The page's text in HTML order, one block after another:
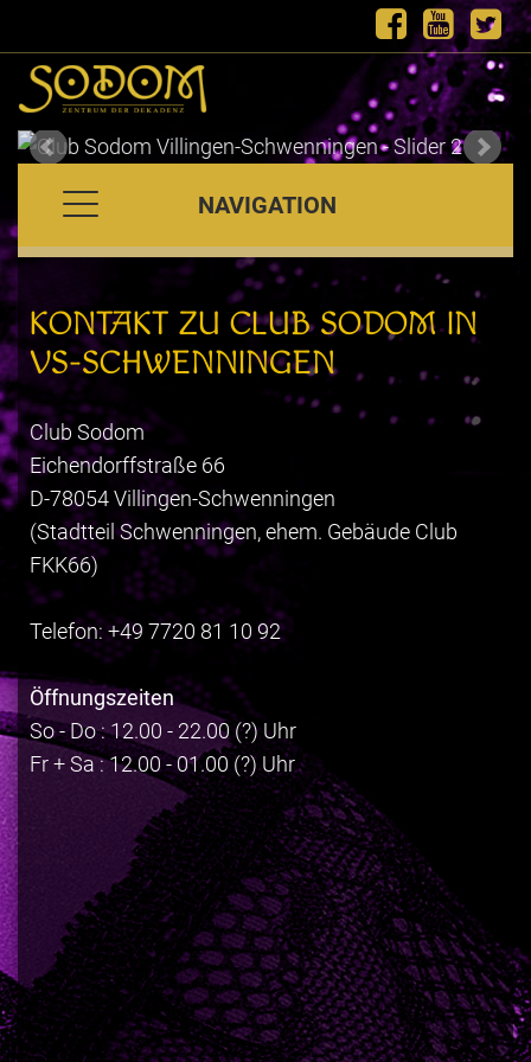
NAVIGATION
KONTAKT ZU CLUB SODOM IN
VS-SCHWENNINGEN
Club Sodom
Eichendorffstraße 66
D-78054 Villingen-Schwenningen
(Stadtteil Schwenningen, ehem. Gebäude Club
FKK66)
Telefon: +49 7720 81 10 92
Öffnungszeiten
So - Do : 12.00 - 22.00 (?) Uhr
Fr + Sa : 12.00 - 01.00 (?) Uhr